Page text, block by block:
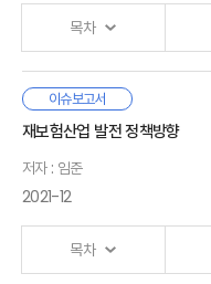
의한 피해, 차별적 취급
알고리즘의 지배구조·감
투명성을 제고하여야 한다.
보호와 피해 예방방안을 내
대한 이사회 보고, 약관 정비
마지막으로 인공지능에 의
활용기술을 촉진하는 제도적
Ⅲ. 인공지능(AI)의 발전
1. 개관
3. 보험자에 미치는 영향
4. 금융소비자에 미치는 영향
5. 모집인 등 중개채널에 미
Ⅳ. 보험산업에서 인공지
2. 보험법제 정비 시 고려
목차
밀레니얼 세대, Z세대에
기대수명이 길어 은퇴
금리, 고용안정성 측면
있고, 이러한 상황은 앞으
전망된다. 따라서 젊은 세
더 중요한 문제일 수 있다.
Ⅰ. 서론
1. 보험소비자 행태조사
2. MZ세대의 은퇴준비
Ⅱ. 은퇴저축 관련 선행연구
1. 은퇴저축 수준
2. 은퇴저축의 장애요
이슈보고서
재보험산업 발전 정책방향
저자 : 임준
2021-12
목차